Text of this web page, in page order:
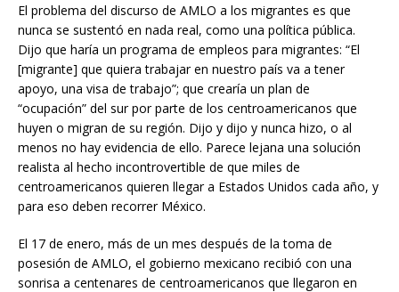
El problema del discurso de AMLO a los migrantes es que
nunca se sustentó en nada real, como una política pública.
Dijo que haría un programa de empleos para migrantes: “El
[migrante] que quiera trabajar en nuestro país va a tener
apoyo, una visa de trabajo”; que crearía un plan de
“ocupación” del sur por parte de los centroamericanos que
huyen o migran de su región. Dijo y dijo y nunca hizo, o al
menos no hay evidencia de ello. Parece lejana una solución
realista al hecho incontrovertible de que miles de
centroamericanos quieren llegar a Estados Unidos cada año, y
para eso deben recorrer México.
El 17 de enero, más de un mes después de la toma de
posesión de AMLO, el gobierno mexicano recibió con una
sonrisa a centenares de centroamericanos que llegaron en